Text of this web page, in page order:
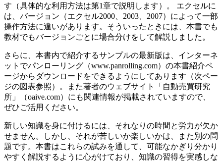
す（具体的な利用方法は第1章で説明します）。 エクセルに
は、バージョン（エクセル2000、2003、2007）によって一部
操作方法に違いがあります。そういったときには、本書でも
教材でもバージョンごとに場合分けをして解説しました。
さらに、本書内で紹介するサンプルの最新版は、インターネ
ットでパンローリング（www.panrolling.com）の本書紹介ペ
ージからダウンロードをできるようにしてあります（次ペー
ジの図表参照）。また著者のウェブサイト「自動売買研究
所」（oaive.com）にも関連情報が掲載されていますので、
ぜひご活用ください。
新しい知識を身に付けるには、それなりの時間と労力が欠か
せません。しかし、それが苦しいか楽しいかは、また別の問
題です。本書はこれらの試みを通して、可能なかぎり分かり
やすく解説するように心がけており、知識の習得を実感しな